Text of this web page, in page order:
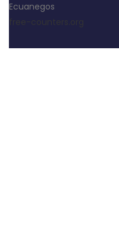
Ecuanegos